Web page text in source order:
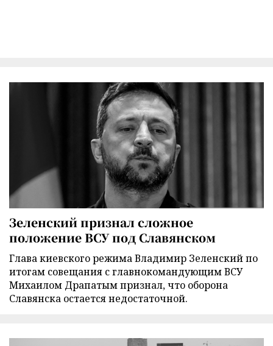
Зеленский признал сложное
положение ВСУ под Славянском
Глава киевского режима Владимир Зеленский по
итогам совещания с главнокомандующим ВСУ
Михаилом Драпатым признал, что оборона
Славянска остается недостаточной.